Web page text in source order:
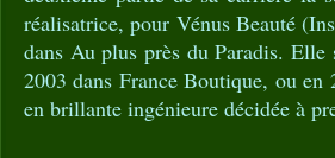
réalisatrice, pour Vénus Beauté
dans Au plus près du Paradis. Elle
2003 dans France Boutique, ou en
en brillante ingénieure décidée à